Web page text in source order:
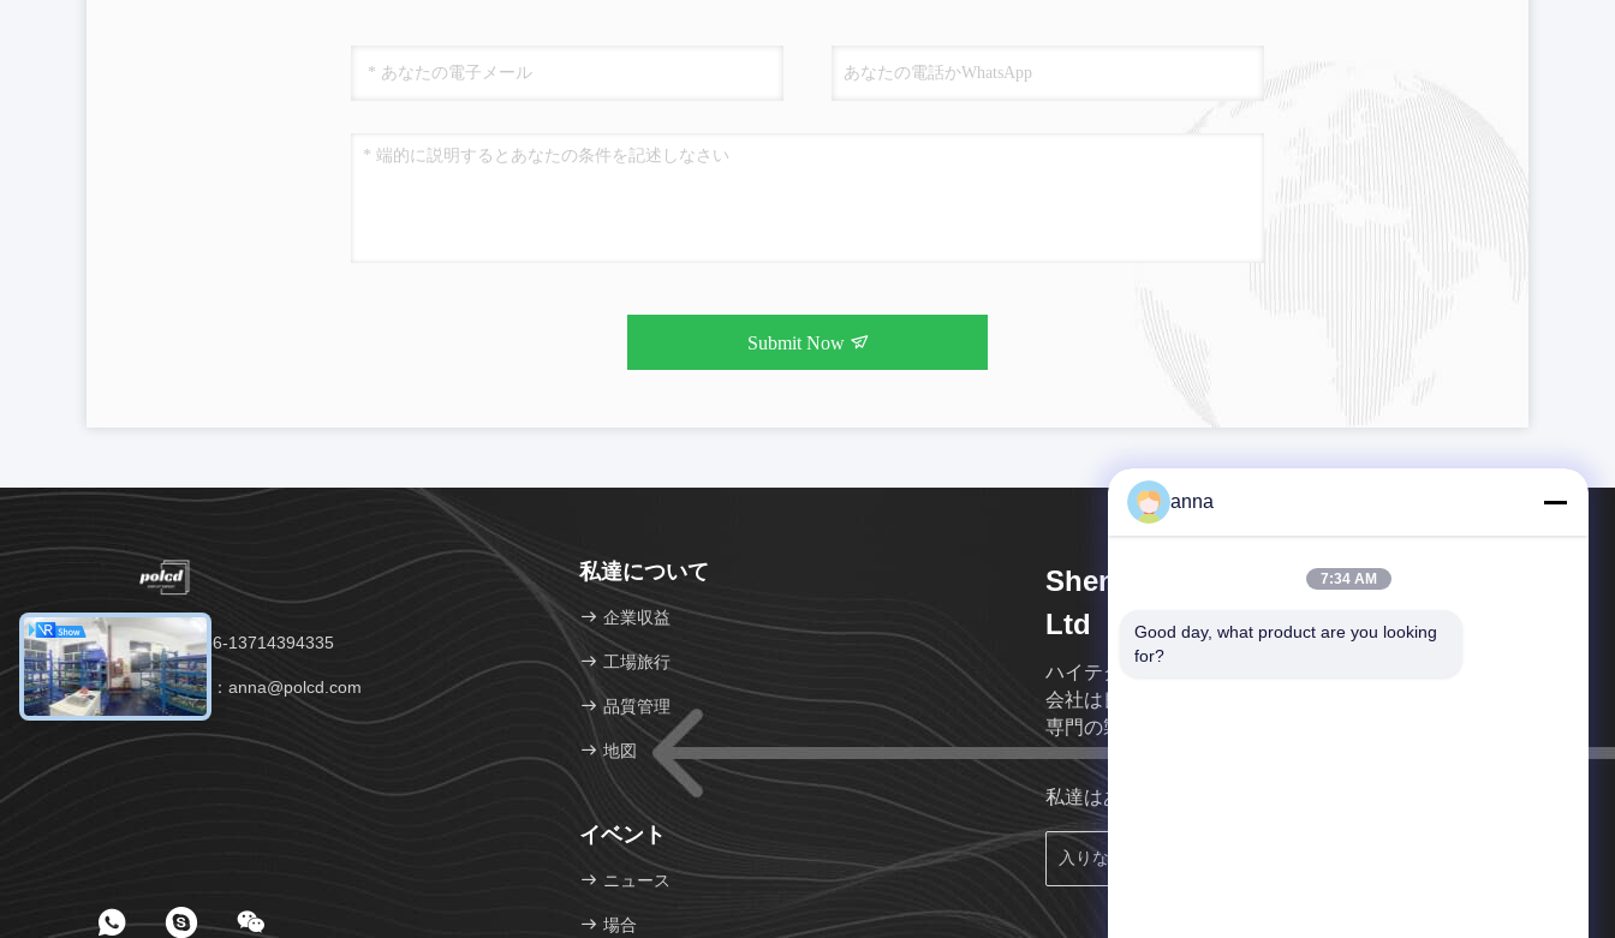
Submit Now
電話：00-86-13714394335
電子メール：anna@polcd.com
私達について
企業収益
工場旅行
品質管理
地図
イベント
ニュース
場合
Shenzhen P&O Technology Co.,
Ltd
ハイテクな企業として、シンセンP&Oの技術Co.、株式
会社は良質TFT LCDの表示モジュールで従事している
専門の製造業者である。
私達はあなたにできるだけ早く戻る。
anna
7:34 AM
Good day, what product are you looking
for?